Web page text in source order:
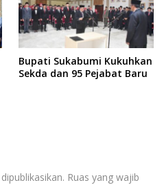
Bupati Sukabumi Kukuhkan
Sekda dan 95 Pejabat Baru
Ruas yang wajib